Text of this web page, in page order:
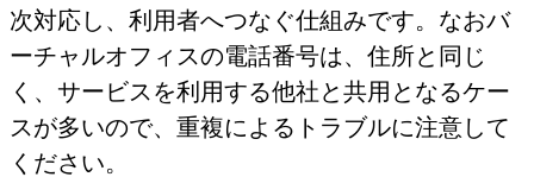
次対応し、利用者へつなぐ仕組みです。なおバ
ーチャルオフィスの電話番号は、住所と同じ
く、サービスを利用する他社と共用となるケー
スが多いので、重複によるトラブルに注意して
ください。